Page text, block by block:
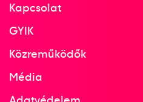
Kapcsolat
GYIK
Közreműködők
Média